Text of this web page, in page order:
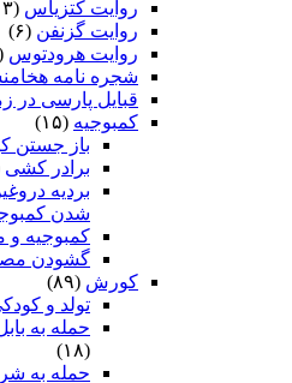
روایت کتزیاس (۱۳)
روایت گزنفن (۶)
روایت هرودتوس
شجره نامه
قبایل پارسی در
کمبوجیه (۱۵)
باز جستن
برادر کشی
بردیه
شدن
کمبوجیه و
گشودن
کورش (۸۹)
تولد و
حمله به
(۱۸)
حمله به